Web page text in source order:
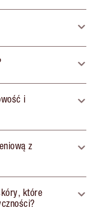
i
z
które